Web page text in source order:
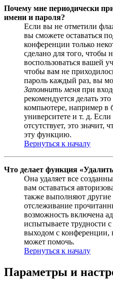
Почему мне периодически
имени и пароля?
Если вы не отметили
вы сможете оставаться
конференции только
сделано для того, чтобы
воспользоваться вашей
чтобы вам не
пароль каждый раз, вы
Запомнить меня при
рекомендуется делать
компьютере, например в
университете и т. д.
отсутствует, это значит,
эту функцию.
Вернуться к началу
Что делает функция
Она удаляет все
вам оставаться
также выполняют
отслеживание
возможность включена
испытываете трудности
выходом с конференции,
может помочь.
Вернуться к началу
Параметры и